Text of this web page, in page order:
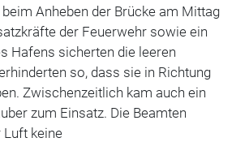
Anheben der Brücke am Mittag
der Feuerwehr sowie ein
Hafens sicherten die leeren
so, dass sie in Richtung
Zwischenzeitlich kam auch ein
zum Einsatz. Die Beamten
Luft keine